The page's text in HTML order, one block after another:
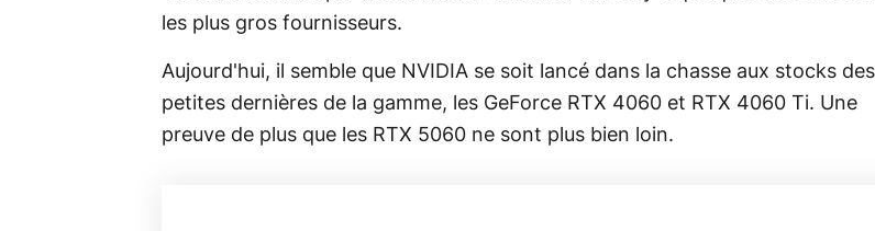
les plus gros fournisseurs.
Aujourd'hui, il semble que NVIDIA se soit lancé dans la chasse aux stocks des
petites dernières de la gamme, les GeForce RTX 4060 et RTX 4060 Ti. Une
preuve de plus que les RTX 5060 ne sont plus bien loin.